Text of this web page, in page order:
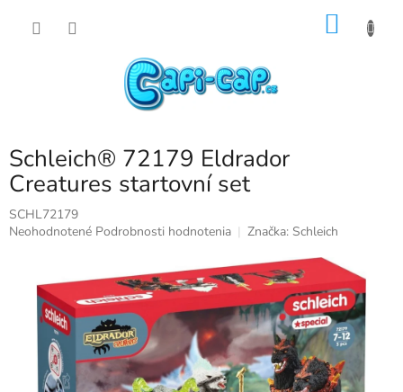
Schleich® 72179 Eldrador
Creatures startovní set
SCHL72179
Priemerné
hviezdičiek.
Neohodnotené Podrobnosti hodnotenia Značka: Schleich